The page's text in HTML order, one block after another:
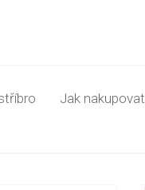
Jak nakupovat